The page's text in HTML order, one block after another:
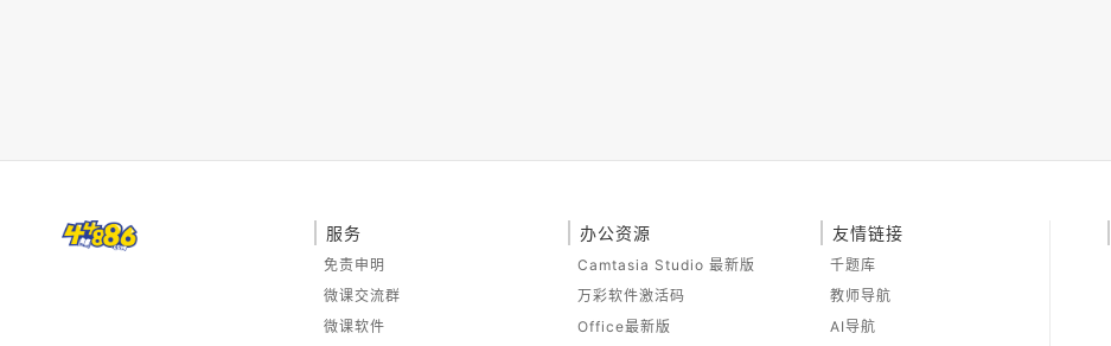
服务
免责申明
微课交流群
微课软件
办公资源
Camtasia Studio 最新版
万彩软件激活码
Office最新版
友情链接
千题库
教师导航
AI导航